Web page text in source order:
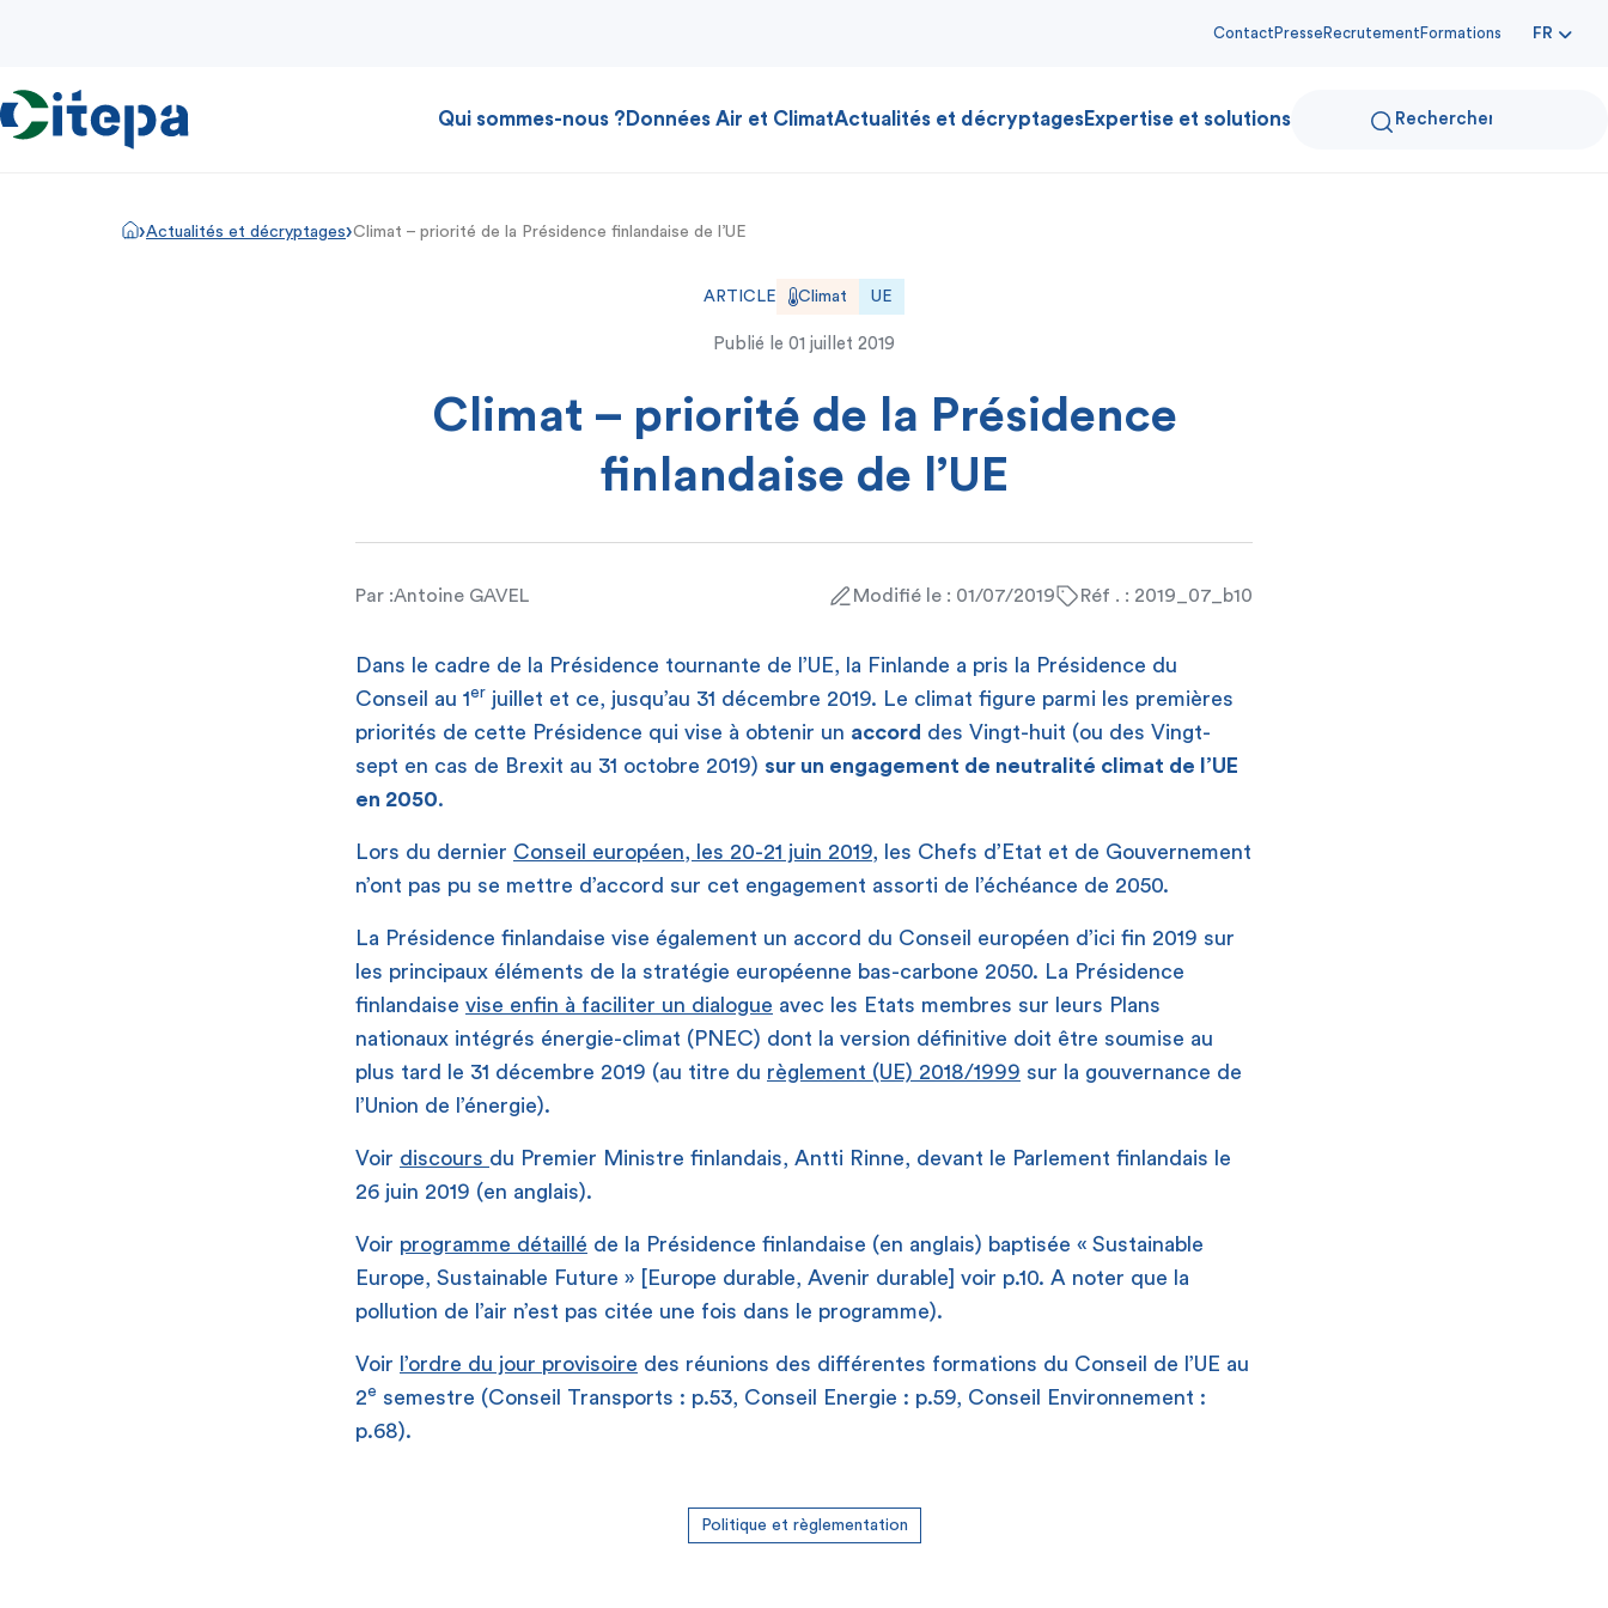
Contact Presse Recrutement Formations FR
Qui sommes-nous ? Données Air et ClimatActualités et décryptagesExpertise et solutions
›Actualités et décryptages›Climat – priorité de la Présidence finlandaise de l’UE
ARTICLE Climat UE
Publié le 01 juillet 2019
Climat – priorité de la Présidence
finlandaise de l’UE
Par :Antoine GAVEL Modifié le : 01/07/2019 Réf . : 2019_07_b10
Dans le cadre de la Présidence tournante de l’UE, la Finlande a pris la Présidence du
Conseil au 1er juillet et ce, jusqu’au 31 décembre 2019. Le climat figure parmi les premières
priorités de cette Présidence qui vise à obtenir un accord des Vingt-huit (ou des Vingt-
sept en cas de Brexit au 31 octobre 2019) sur un engagement de neutralité climat de l’UE
en 2050.
Lors du dernier Conseil européen, les 20-21 juin 2019, les Chefs d’Etat et de Gouvernement
n’ont pas pu se mettre d’accord sur cet engagement assorti de l’échéance de 2050.
La Présidence finlandaise vise également un accord du Conseil européen d’ici fin 2019 sur
les principaux éléments de la stratégie européenne bas-carbone 2050. La Présidence
finlandaise vise enfin à faciliter un dialogue avec les Etats membres sur leurs Plans
nationaux intégrés énergie-climat (PNEC) dont la version définitive doit être soumise au
plus tard le 31 décembre 2019 (au titre du règlement (UE) 2018/1999 sur la gouvernance de
l’Union de l’énergie).
Voir discours du Premier Ministre finlandais, Antti Rinne, devant le Parlement finlandais le
26 juin 2019 (en anglais).
Voir programme détaillé de la Présidence finlandaise (en anglais) baptisée « Sustainable
Europe, Sustainable Future » [Europe durable, Avenir durable] voir p.10. A noter que la
pollution de l’air n’est pas citée une fois dans le programme).
Voir l’ordre du jour provisoire des réunions des différentes formations du Conseil de l’UE au
2e semestre (Conseil Transports : p.53, Conseil Energie : p.59, Conseil Environnement :
p.68).
Politique et règlementation